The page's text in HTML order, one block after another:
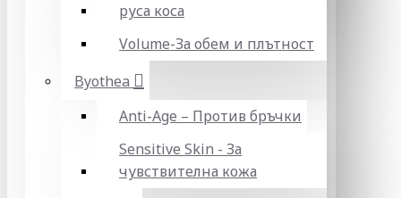
руса коса
Volume-За обем и плътност
Byothea
Anti-Age – Против бръчки
Sensitive Skin - За
чувствителна кожа